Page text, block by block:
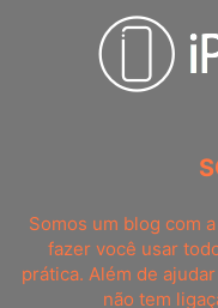
Somos um blog com
fazer você usar
prática. Além de
não tem